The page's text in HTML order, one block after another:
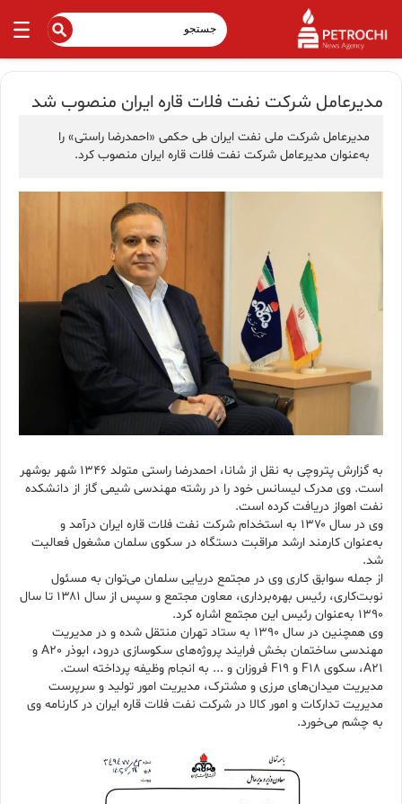
مدیرعامل شرکت نفت فلات قاره ایران منصوب شد
مدیرعامل شرکت ملی نفت ایران طی حکمی «احمدرضا راستی» را
به‌عنوان مدیرعامل شرکت نفت فلات قاره ایران منصوب کرد.
به گزارش پتروچی به نقل از شانا، احمدرضا راستی متولد ۱۳۴۶ شهر بوشهر
است. وی مدرک لیسانس خود را در رشته مهندسی شیمی گاز از دانشکده
نفت اهواز دریافت کرده است.
وی در سال ۱۳۷۰ به استخدام شرکت نفت فلات قاره ایران درآمد و
به‌عنوان کارمند ارشد مراقبت دستگاه در سکوی سلمان مشغول فعالیت
شد.
از جمله سوابق کاری وی در مجتمع دریایی سلمان می‌توان به مسئول
نوبت‌کاری، رئیس بهره‌برداری، معاون مجتمع و سپس از سال ۱۳۸۱ تا سال
۱۳۹۰ به‌عنوان رئیس این مجتمع اشاره کرد.
وی همچنین در سال ۱۳۹۰ به ستاد تهران منتقل شده و در مدیریت
مهندسی ساختمان بخش فرایند پروژه‌های سکوسازی درود، ابوذر A20 و
A21، سکوی F18 و F19 فروزان و ... به انجام وظیفه پرداخته است.
مدیریت میدان‌های مرزی و مشترک، مدیریت امور تولید و سرپرست
مدیریت تدارکات و امور کالا در شرکت نفت فلات قاره ایران در کارنامه وی
به چشم می‌خورد.